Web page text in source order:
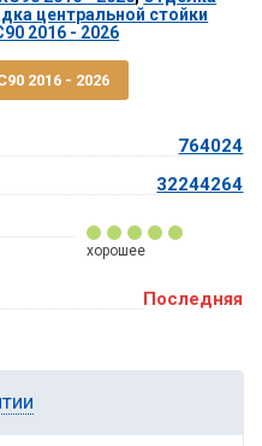
764024
32244264
хорошее
Последняя
центральной стойки
2016 - 2026
2016 - 2026